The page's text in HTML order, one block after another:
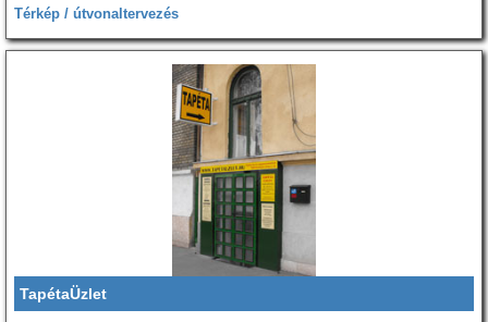
Térkép / útvonaltervezés
TapétaÜzlet